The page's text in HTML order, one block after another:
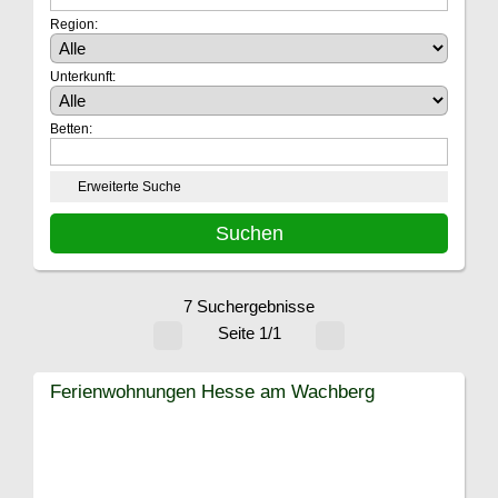
Region:
Unterkunft:
Betten:
Erweiterte Suche
7 Suchergebnisse
Seite 1/1
Ferienwohnungen Hesse am Wachberg